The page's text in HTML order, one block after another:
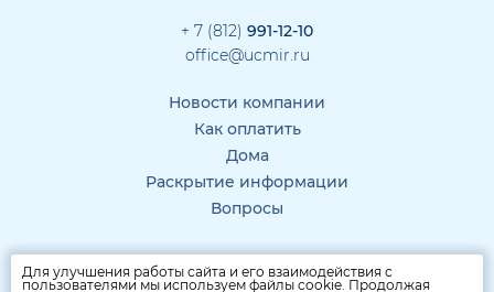
+ 7 (812) 991-12-10
office@ucmir.ru
Новости компании
Как оплатить
Дома
Раскрытие информации
Вопросы
Для улучшения работы сайта и его взаимодействия с
пользователями мы используем файлы cookie. Продолжая